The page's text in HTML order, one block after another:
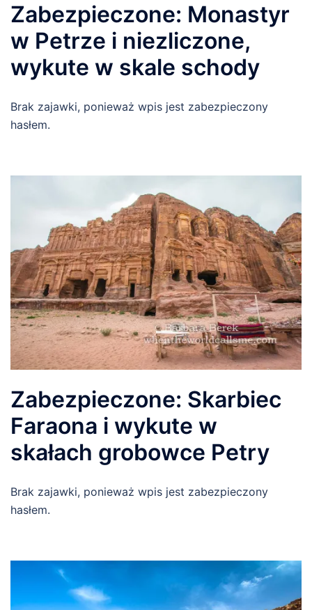
Zabezpieczone: Monastyr
w Petrze i niezliczone,
wykute w skale schody
Brak zajawki, ponieważ wpis jest zabezpieczony
hasłem.
Zabezpieczone: Skarbiec
Faraona i wykute w
skałach grobowce Petry
Brak zajawki, ponieważ wpis jest zabezpieczony
hasłem.